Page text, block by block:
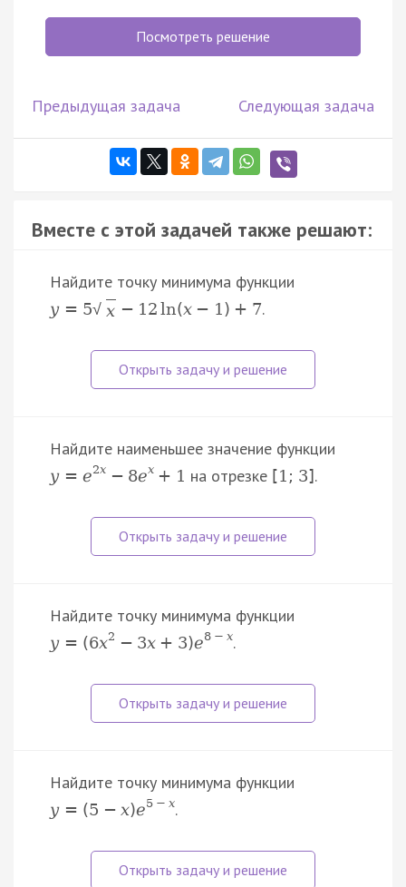
Посмотреть решение
Предыдущая задача Следующая задача
Вместе с этой задачей также решают:
Найдите точку минимума функции
y = 5√ x − 12ln(x − 1 ) + 7.
Найдите наименьшее значение функции
y = e2x − 8ex + 1 на отрезке [1 ; 3].
Найдите точку минимума функции
y = (6x2 − 3x + 3)e8 − x.
Найдите точку минимума функции
y = (5 − x)e5 − x.